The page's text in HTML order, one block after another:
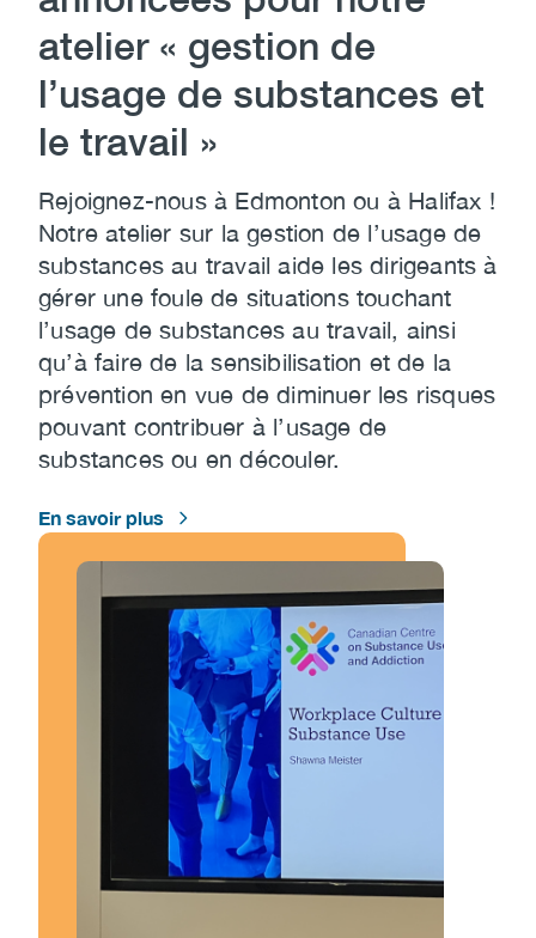
atelier « gestion de
l’usage de substances et
le travail »
Rejoignez-nous à Edmonton ou à Halifax !
Notre atelier sur la gestion de l’usage de
substances au travail aide les dirigeants à
gérer une foule de situations touchant
l’usage de substances au travail, ainsi
qu’à faire de la sensibilisation et de la
prévention en vue de diminuer les risques
pouvant contribuer à l’usage de
substances ou en découler.
En savoir plus
Image